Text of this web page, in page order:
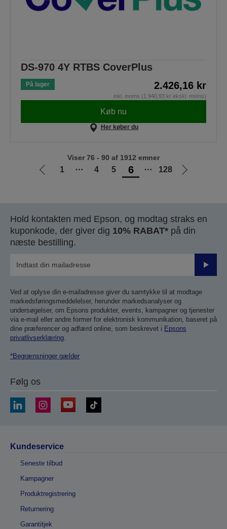
DS-970 4Y RTBS CoverPlus
På lager 2.426,16 kr
inkl. moms (1.940,93 kr ekskl. moms)
Køb nu
Her køber du
Gå
1 ⋯ 4 5 6 ⋯ 128
Gå
Viser 76 - 90 af 1912 emner
Hold kontakten med Epson, og modtag straks en
kuponkode, der giver dig 10% RABAT* på din
næste bestilling.
Send
Ved at oplyse din e-mailadresse giver du samtykke til at modtage
markedsføringsmeddelelser, herunder markedsanalyser og
undersøgelser, om Epsons produkter, events, kampagner og tjenester
via e-mail eller andre former for elektronisk kommunikation, baseret på
dine præferencer og adfærd online, som beskrevet i Epsons
privatlivserklæring.
*Begrænsninger gælder
Følg os
Kundeservice
Seneste tilbud
Kampagner
Produktregistrering
Returnering
Garantitjek